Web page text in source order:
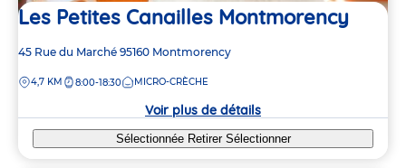
Les Petites Canailles Montmorency
Adresse
la
45 Rue du Marché 95160 Montmorency
DISTANCE
4,7 KM 8:00-18:30 MICRO-CRÈCHE
Voir plus de détails
Sélectionnée Retirer Sélectionner